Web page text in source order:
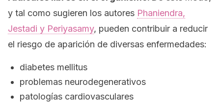
y tal como sugieren los autores Phaniendra,
Jestadi y Periyasamy, pueden contribuir a reducir
el riesgo de aparición de diversas enfermedades:
diabetes mellitus
problemas neurodegenerativos
patologías cardiovasculares